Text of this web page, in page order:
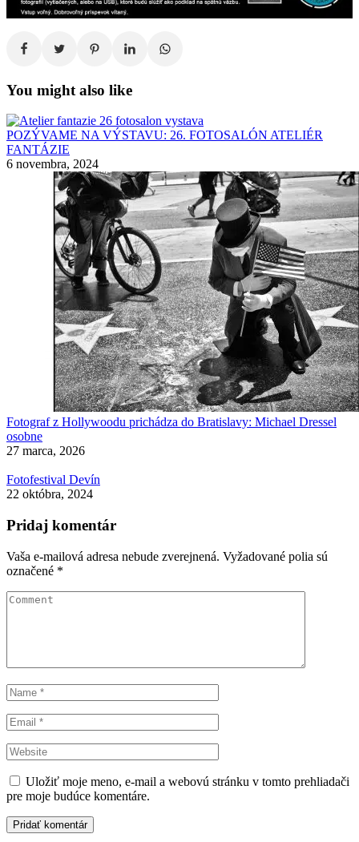
You might also like
POZÝVAME NA VÝSTAVU: 26. FOTOSALÓN ATELIÉR
FANTÁZIE
6 novembra, 2024
Fotograf z Hollywoodu prichádza do Bratislavy: Michael Dressel
osobne
27 marca, 2026
Fotofestival Devín
22 októbra, 2024
Pridaj komentár
Vaša e-mailová adresa nebude zverejnená. Vyžadované polia sú
označené *
Uložiť moje meno, e-mail a webovú stránku v tomto prehliadači
pre moje budúce komentáre.